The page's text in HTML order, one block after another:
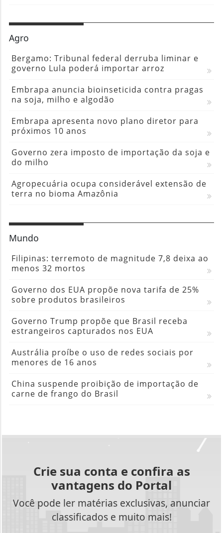
Agro
Bergamo: Tribunal federal derruba liminar e
governo Lula poderá importar arroz
Embrapa anuncia bioinseticida contra pragas
na soja, milho e algodão
Embrapa apresenta novo plano diretor para
próximos 10 anos
Governo zera imposto de importação da soja e
do milho
Agropecuária ocupa considerável extensão de
terra no bioma Amazônia
Mundo
Filipinas: terremoto de magnitude 7,8 deixa ao
menos 32 mortos
Governo dos EUA propõe nova tarifa de 25%
sobre produtos brasileiros
Governo Trump propõe que Brasil receba
estrangeiros capturados nos EUA
Austrália proíbe o uso de redes sociais por
menores de 16 anos
China suspende proibição de importação de
carne de frango do Brasil
Crie sua conta e confira as
vantagens do Portal
Você pode ler matérias exclusivas, anunciar
classificados e muito mais!